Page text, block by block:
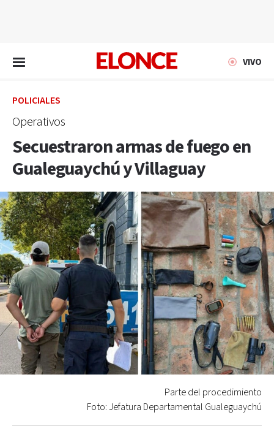
VIVO
POLICIALES
Operativos
Secuestraron armas de fuego en
Gualeguaychú y Villaguay
Parte del procedimiento
Foto: Jefatura Departamental Gualeguaychú